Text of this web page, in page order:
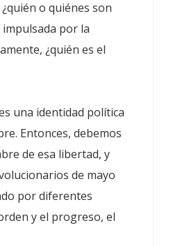
o quiénes son
por la
¿quién es el
una identidad política
Entonces, debemos
de esa libertad, y
de mayo
por diferentes
y el progreso, el